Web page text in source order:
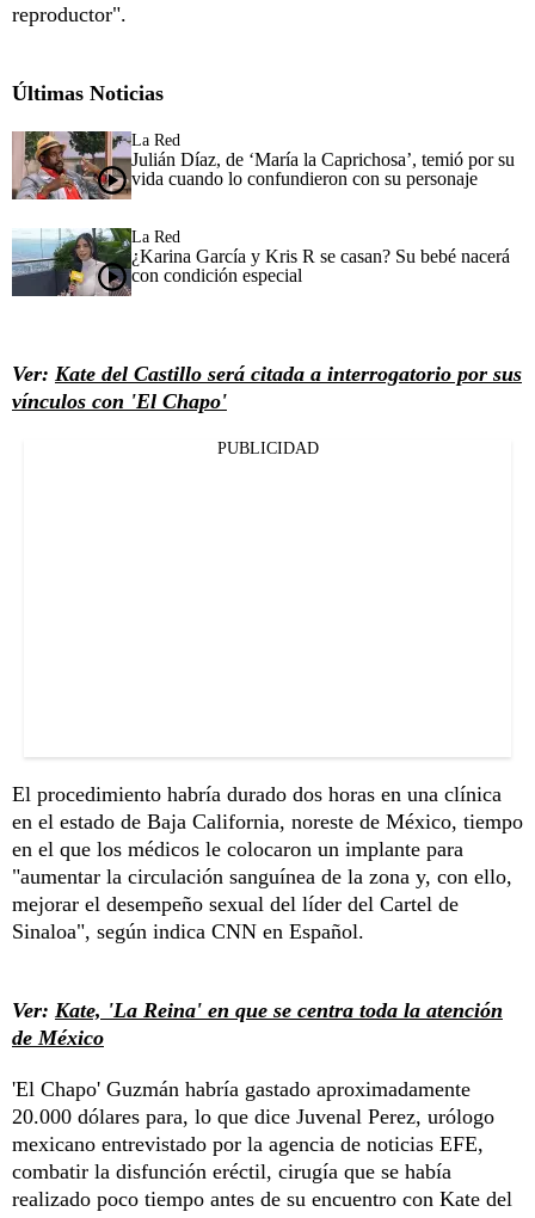
reproductor".
Últimas Noticias
La Red
Julián Díaz, de ‘María la Caprichosa’, temió por su
vida cuando lo confundieron con su personaje
La Red
¿Karina García y Kris R se casan? Su bebé nacerá
con condición especial
Ver: Kate del Castillo será citada a interrogatorio por sus
vínculos con 'El Chapo'
PUBLICIDAD
El procedimiento habría durado dos horas en una clínica
en el estado de Baja California, noreste de México, tiempo
en el que los médicos le colocaron un implante para
"aumentar la circulación sanguínea de la zona y, con ello,
mejorar el desempeño sexual del líder del Cartel de
Sinaloa", según indica CNN en Español.
Ver: Kate, 'La Reina' en que se centra toda la atención
de México
'El Chapo' Guzmán habría gastado aproximadamente
20.000 dólares para, lo que dice Juvenal Perez, urólogo
mexicano entrevistado por la agencia de noticias EFE,
combatir la disfunción eréctil, cirugía que se había
realizado poco tiempo antes de su encuentro con Kate del